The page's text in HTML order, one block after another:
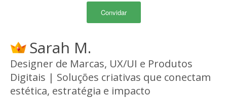
Convidar
Sarah M.
Designer de Marcas, UX/UI e Produtos
Digitais | Soluções criativas que conectam
estética, estratégia e impacto